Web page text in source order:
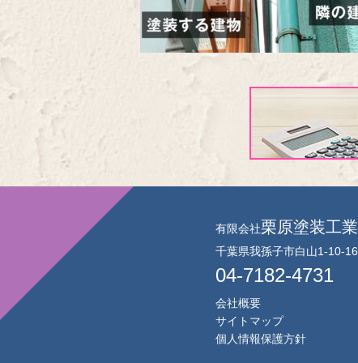
有限会社栗原塗装工業
千葉県我孫子市白山1-10-16
04-7182-4731
会社概要
サイトマップ
個人情報保護方針